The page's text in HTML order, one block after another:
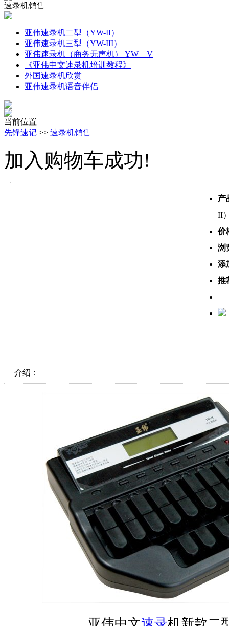
速录机销售
亚伟速录机二型（YW-II）
亚伟速录机三型（YW-III）
亚伟速录机（商务无声机） YW—V
《亚伟中文速录机培训教程》
外国速录机欣赏
亚伟速录机语音伴侣
当前位置
先锋速记 >> 速录机销售
加入购物车成功!
产
II
价
浏
添
推
介绍：